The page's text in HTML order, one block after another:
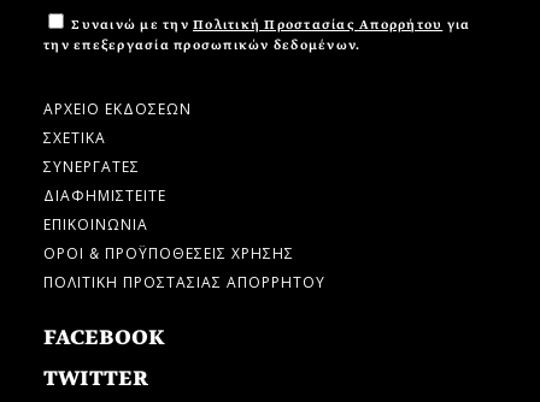
Συναινώ με την Πολιτική Προστασίας Απορρήτου για
την επεξεργασία προσωπικών δεδομένων.
ΑΡΧΕΙΟ ΕΚΔΟΣΕΩΝ
ΣΧΕΤΙΚΑ
ΣΥΝΕΡΓΑΤΕΣ
ΔΙΑΦΗΜΙΣΤΕΙΤΕ
ΕΠΙΚΟΙΝΩΝΙΑ
ΟΡΟΙ & ΠΡΟΫΠΟΘΕΣΕΙΣ ΧΡΗΣΗΣ
ΠΟΛΙΤΙΚΗ ΠΡΟΣΤΑΣΙΑΣ ΑΠΟΡΡΗΤΟΥ
FACEBOOK
TWITTER